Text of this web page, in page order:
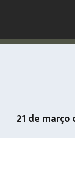
21 de março